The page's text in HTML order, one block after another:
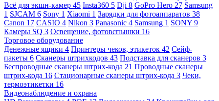
Всё для экшн-камер 45 Insta360 5 Dji 8 GoPro Hero 27 Samsung
1 SJCAM 6 Sony 1 Xiaomi 1 Зарядки для фотоаппаратов 38
Canon 17 CASIO 4 Nikon 3 Panasonic 4 Samsung 1 SONY 9
Камеры SQ 3 Освещение, фотовспышки 16
Торговое оборудование
Денежные ящики 4 Принтеры чеков, этикеток 42 Сейф-
пакеты 6 Сканеры штрихкодов 43 Подставка для сканеров 3
Беспроводные сканеры штрих-кода 21 Проводные сканеры
штрих-кода 16 Стационарные сканеры штрих-кода 3 Чеки,
термоэтикетки 16
Видеонаблюдение и охрана